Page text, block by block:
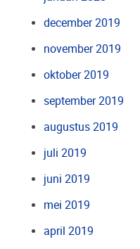
december 2019
november 2019
oktober 2019
september 2019
augustus 2019
juli 2019
juni 2019
mei 2019
april 2019